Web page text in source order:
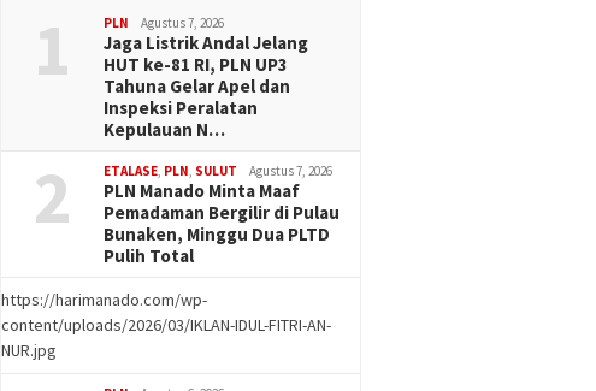
1 PLN Agustus 7, 2026
Jaga Listrik Andal Jelang
HUT ke-81 RI, PLN UP3
Tahuna Gelar Apel dan
Inspeksi Peralatan
Kepulauan N…
2 ETALASE PLN SULUT Agustus 7, 2026
PLN Manado Minta Maaf
Pemadaman Bergilir di Pulau
Bunaken, Minggu Dua PLTD
Pulih Total
https://harimanado.com/wp-
content/uploads/2026/03/IKLAN-IDUL-FITRI-AN-
NUR.jpg